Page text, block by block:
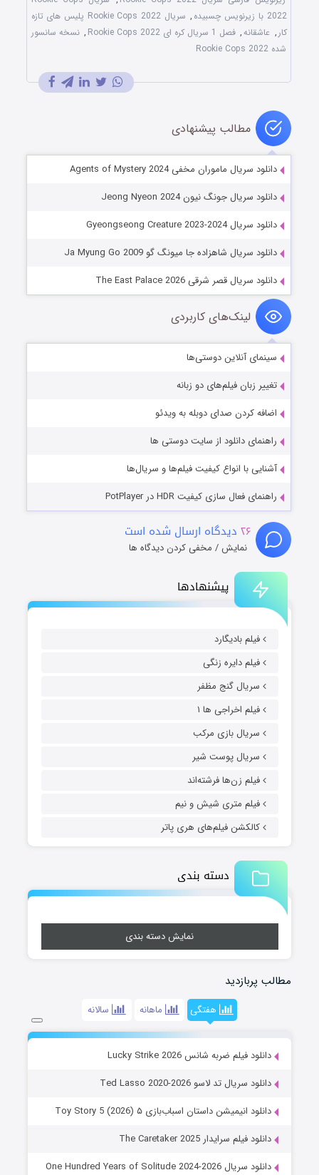
پیشنهادها
فیلم بادیگارد
فیلم دایره زنگی
سریال گنج مظفر
فیلم اخراجی ها ۱
سریال بازی مرکب
سریال پوست شیر
فیلم زن‌ها فرشته‌اند
فیلم متری شیش و نیم
کالکشن فیلم‌های هری پاتر
دسته بندی
نمایش دسته بندی
مطالب پربازدید
هفتگی ماهانه سالانه
دانلود فیلم ضربه شانس Lucky Strike 2026
دانلود سریال تد لاسو Ted Lasso 2020-2026
دانلود انیمیشن داستان اسباب‌بازی ۵ Toy Story 5 (2026)
دانلود فیلم سرایدار The Caretaker 2025
دانلود سریال One Hundred Years of Solitude 2024-2026
2022 با زیرنویس چسبیده
,
سریال Rookie Cops 2022 پلیس های تازه
کار , عاشقانه, فصل 1 سریال کره ای Rookie Cops 2022 , نسخه سانسور
شده Rookie Cops 2022
مطالب پیشنهادی
دانلود سریال ماموران مخفی Agents of Mystery 2024
دانلود سریال جونگ نیون Jeong Nyeon 2024
دانلود سریال Gyeongseong Creature 2023-2024
دانلود سریال شاهزاده جا میونگ گو Ja Myung Go 2009
دانلود سریال قصر شرقی The East Palace 2026
لینک‌های کاربردی
سینمای آنلاین دوستی‌ها
تغییر زبان فیلم‌های دو زبانه
اضافه کردن صدای دوبله به ویدئو
راهنمای دانلود از سایت دوستی ها
آشنایی با انواع کیفیت فیلم‌ها و سریال‌ها
راهنمای فعال سازی کیفیت HDR در PotPlayer
۲۶ دیدگاه ارسال شده است
نمایش / مخفی کردن دیدگاه ها